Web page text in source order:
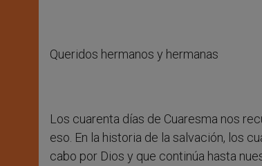
Queridos hermanos y hermanas
Los cuarenta días de Cuaresma nos
eso. En la historia de la salvación, los
cabo por Dios y que continúa hasta